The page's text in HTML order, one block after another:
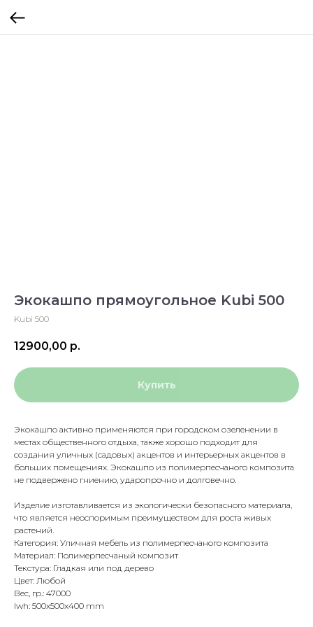
Экокашпо прямоугольное Kubi 500
Kubi 500
12900,00 р.
Купить
Экокашпо активно применяются при городском озеленении в
местах общественного отдыха, также хорошо подходит для
создания уличных (садовых) акцентов и интерьерных акцентов в
больших помещениях. Экокашпо из полимерпесчаного композита
не подвержено гниению, ударопрочно и долговечно.
Изделие изготавливается из экологически безопасного материала,
что является неоспоримым преимуществом для роста живых
растений.
Категория: Уличная мебель из полимерпесчаного композита
Материал: Полимерпесчаный композит
Текстура: Гладкая или под дерево
Цвет: Любой
Вес, гр.: 47000
lwh: 500x500x400 mm